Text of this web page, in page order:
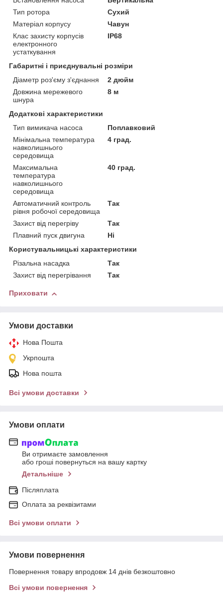
Тип ротора
Сухий
Матеріал корпусу
Чавун
Клас захисту корпусів
електронного
устаткування
IP68
Габаритні і приєднувальні розміри
Діаметр роз'єму з'єднання
2 дюйм
Довжина мережевого
шнура
8 м
Додаткові характеристики
Тип вимикача насоса
Поплавковий
Мінімальна температура
навколишнього
середовища
4 град.
Максимальна
температура
навколишнього
середовища
40 град.
Автоматичний контроль
рівня робочої середовища
Так
Захист від перегріву
Так
Плавний пуск двигуна
Ні
Користувальницькі характеристики
Різальна насадка
Так
Захист від перегрівання
Так
Приховати
Умови доставки
Нова Пошта
Укрпошта
Нова пошта
Всі умови доставки
Умови оплати
Ви отримаєте замовлення
або гроші повернуться на вашу картку
Детальніше
Післяплата
Оплата за реквізитами
Всі умови оплати
Умови повернення
Повернення товару впродовж 14 днів безкоштовно
Всі умови повернення